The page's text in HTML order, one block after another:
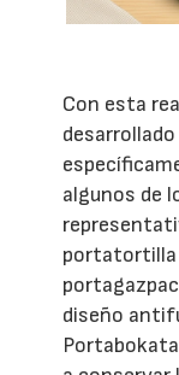
Con esta
algunos de
portatortilla
diseño